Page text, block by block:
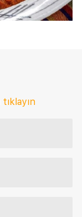
tıklayın